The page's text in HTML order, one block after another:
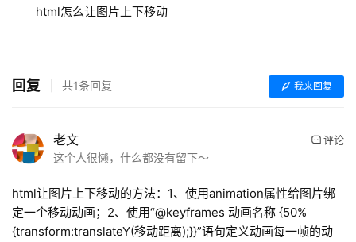
页
主
html怎么让图片上下移动
回复 共1条回复 我来回复
老文
这个人很懒，什么都没有留下～
评论
html让图片上下移动的方法：1、使用animation属性给图片绑
定一个移动动画；2、使用“@keyframes 动画名称 {50%
{transform:translateY(移动距离);}}”语句定义动画每一帧的动